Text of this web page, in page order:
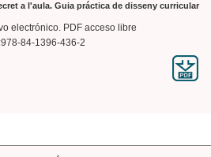
a l'aula. Guia práctica de disseny curricular
electrónico. PDF acceso libre
84-1396-436-2